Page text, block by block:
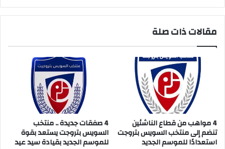
مقالات ذات صلة
4 مواهب من قطاع الناشئين
تنضم إلى منتخب السويس بتروجت
استعدادًا للموسم الجديد
4 صفقات جديدة .. منتخب
السويس بتروجت يستعد بقوة
للموسم الجديد بقيادة سيد عيد